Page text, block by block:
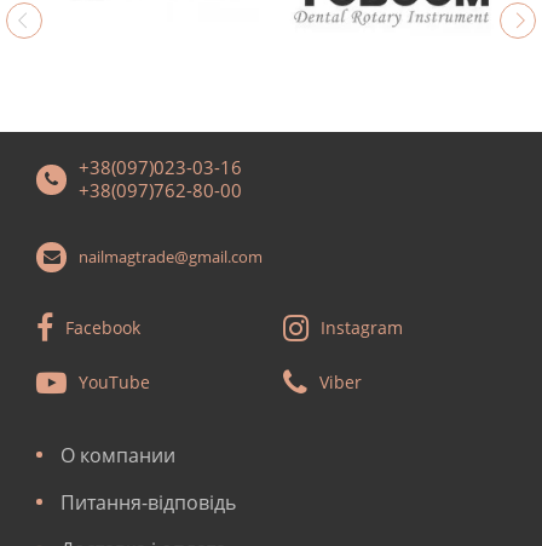
+38(097)023-03-16
+38(097)762-80-00
nailmagtrade@gmail.com
Facebook Instagram
YouTube Viber
О компании
Питання-відповідь